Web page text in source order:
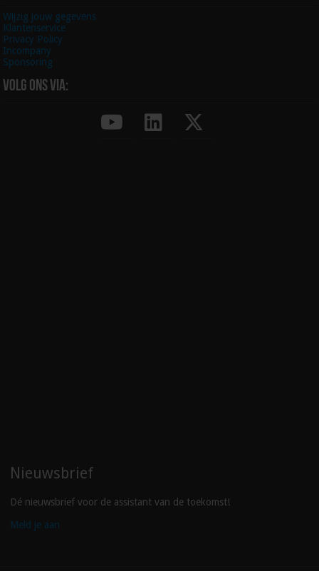
Wijzig jouw gegevens
Klantenservice
Privacy Policy
Incompany
Sponsoring
Volg ons via:
Nieuwsbrief
Dé nieuwsbrief voor de assistant van de toekomst!
Meld je aan